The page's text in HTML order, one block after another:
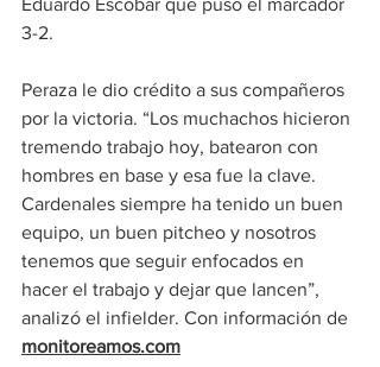
Eduardo Escobar que puso el marcador
3-2.
Peraza le dio crédito a sus compañeros
por la victoria. “Los muchachos hicieron
tremendo trabajo hoy, batearon con
hombres en base y esa fue la clave.
Cardenales siempre ha tenido un buen
equipo, un buen pitcheo y nosotros
tenemos que seguir enfocados en
hacer el trabajo y dejar que lancen”,
analizó el infielder. Con información de
monitoreamos.com